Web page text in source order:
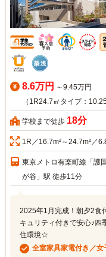
8.6万円 ～9.45万円
（1R24.7㎡タイプ：
学校まで徒歩 18分
1R／16.7m²～24.7m²／
東京メトロ有楽町線「護
が谷」駅 徒歩11分
2025年1月完成！朝夕2食
キュリティ付きで安心♪四
住環境☆
全室家具家電付き／女